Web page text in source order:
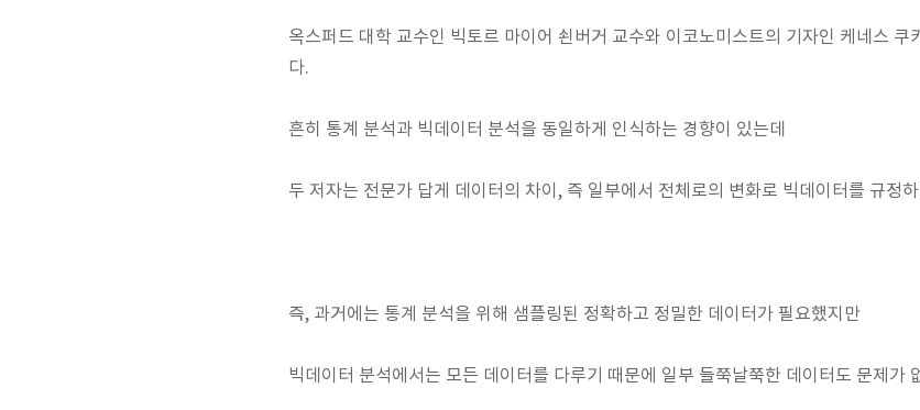
옥스퍼드 대학 교수인 빅토르 마이어 쇤버거 교수와 이코노미스트의 기자인 케네스 쿠
다.
흔히 통계 분석과 빅데이터 분석을 동일하게 인식하는 경향이 있는데
두 저자는 전문가 답게 데이터의 차이, 즉 일부에서 전체로의 변화로 빅데이터를 규정
즉, 과거에는 통계 분석을 위해 샘플링된 정확하고 정밀한 데이터가 필요했지만
빅데이터 분석에서는 모든 데이터를 다루기 때문에 일부 들쭉날쭉한 데이터도 문제가